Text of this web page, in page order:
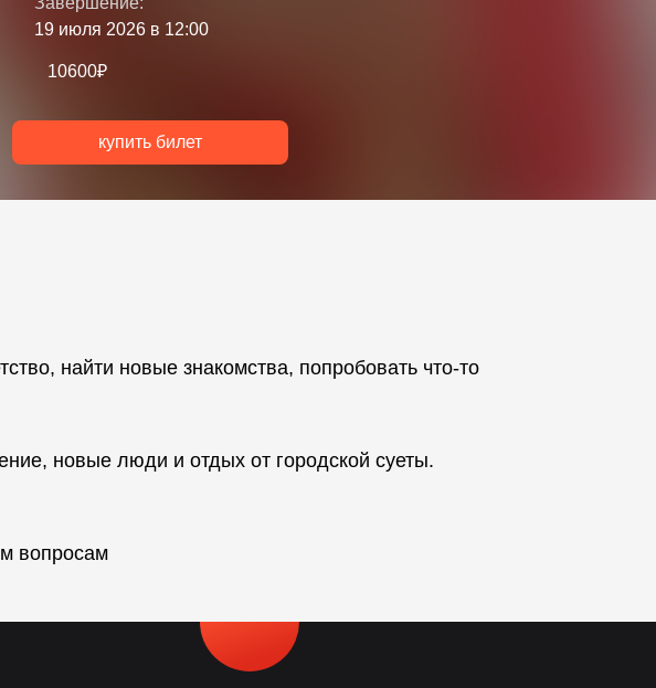
купить билет
19 июля 2026 в 12:00
10600₽
найти новые знакомства, попробовать что-то
новые люди и отдых от городской суеты.
вопросам